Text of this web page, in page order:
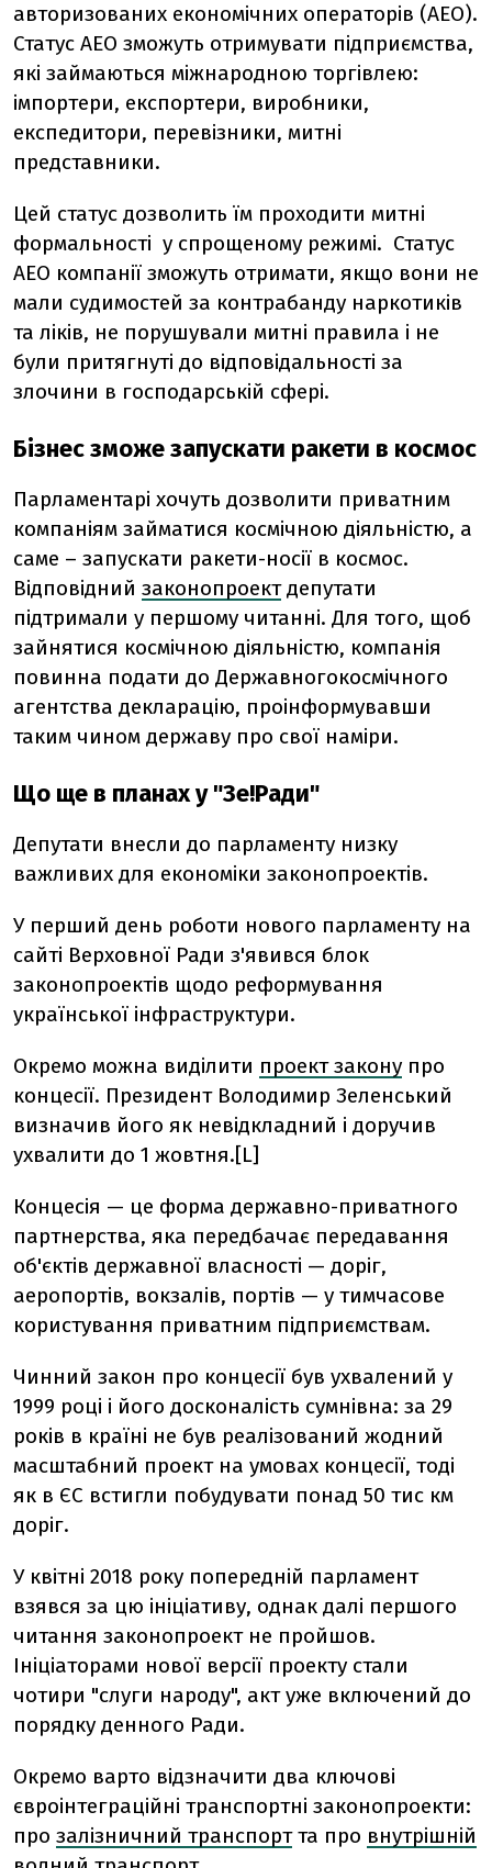
авторизованих економічних операторів (АЕО).
Статус АЕО зможуть отримувати підприємства,
які займаються міжнародною торгівлею:
імпортери, експортери, виробники,
експедитори, перевізники, митні
представники.
Цей статус дозволить їм проходити митні
формальності у спрощеному режимі. Статус
АЕО компанії зможуть отримати, якщо вони не
мали судимостей за контрабанду наркотиків
та ліків, не порушували митні правила і не
були притягнуті до відповідальності за
злочини в господарській сфері.
Бізнес зможе запускати ракети в космос
Парламентарі хочуть дозволити приватним
компаніям займатися космічною діяльністю, а
саме – запускати ракети-носії в космос.
Відповідний законопроектдепутати
підтримали у першому читанні. Для того, щоб
зайнятися космічною діяльністю, компанія
повинна подати до Державногокосмічного
агентства декларацію, проінформувавши
таким чином державу про свої наміри.
Що ще в планах у "Зе!Ради"
Депутати внесли до парламенту низку
важливих для економіки законопроектів.
У перший день роботи нового парламенту на
сайті Верховної Ради з'явився блок
законопроектів щодо реформування
української інфраструктури.
Окремо можна виділити проект закону про
концесії. Президент Володимир Зеленський
визначив його як невідкладний і доручив
ухвалити до 1 жовтня.[L]
Концесія — це форма державно-приватного
партнерства, яка передбачає передавання
об'єктів державної власності — доріг,
аеропортів, вокзалів, портів — у тимчасове
користування приватним підприємствам.
Чинний закон про концесії був ухвалений у
1999 році і його досконалість сумнівна: за 29
років в країні не був реалізований жодний
масштабний проект на умовах концесії, тоді
як в ЄС встигли побудувати понад 50 тис км
доріг.
У квітні 2018 року попередній парламент
взявся за цю ініціативу, однак далі першого
читання законопроект не пройшов.
Ініціаторами нової версії проекту стали
чотири "слуги народу", акт уже включений до
порядку денного Ради.
Окремо варто відзначити два ключові
євроінтеграційні транспортні законопроекти:
про залізничний транспортта про внутрішній